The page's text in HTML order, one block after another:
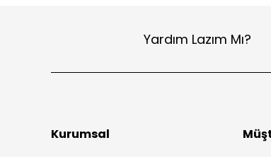
Yardım Lazım Mı?
Kurumsal